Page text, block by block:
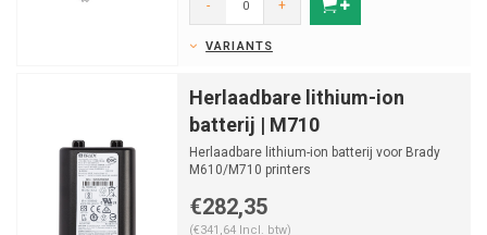
- +
VARIANTS
Herlaadbare lithium-ion
batterij | M710
Herlaadbare lithium-ion batterij voor Brady
M610/M710 printers
€282,35
(€341,64 Incl. btw)